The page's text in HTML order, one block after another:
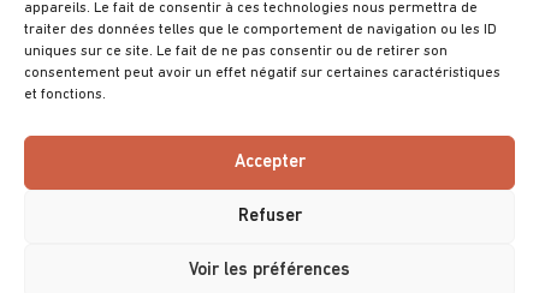
appareils. Le fait de consentir à ces technologies nous permettra de
traiter des données telles que le comportement de navigation ou les ID
uniques sur ce site. Le fait de ne pas consentir ou de retirer son
consentement peut avoir un effet négatif sur certaines caractéristiques
et fonctions.
Accepter
Refuser
Voir les préférences
Interview de Dylan Dominik capitaine,
entraîneur, passionné de hockey sur gazon !
Lire la suite
@ 2025 Villa Primrose